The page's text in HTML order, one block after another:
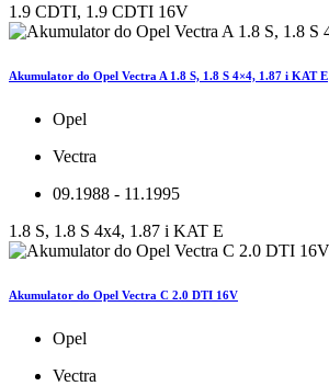
1.9 CDTI, 1.9 CDTI 16V
Akumulator do Opel Vectra A 1.8 S, 1.8 S 4×4, 1.87 i KAT E
Opel
Vectra
09.1988 - 11.1995
1.8 S, 1.8 S 4x4, 1.87 i KAT E
Akumulator do Opel Vectra C 2.0 DTI 16V
Opel
Vectra